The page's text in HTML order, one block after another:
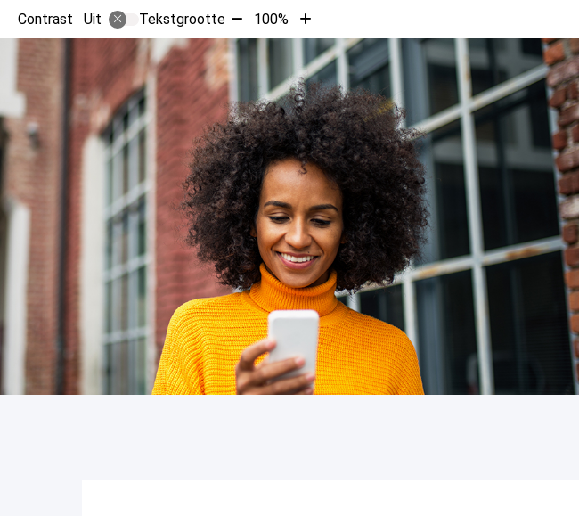
Contrast Uit Tekstgrootte Tekst
verkleinen
met
100%
Tekst
vergroten
met
10%